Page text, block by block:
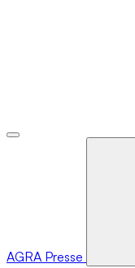
AGRA Presse